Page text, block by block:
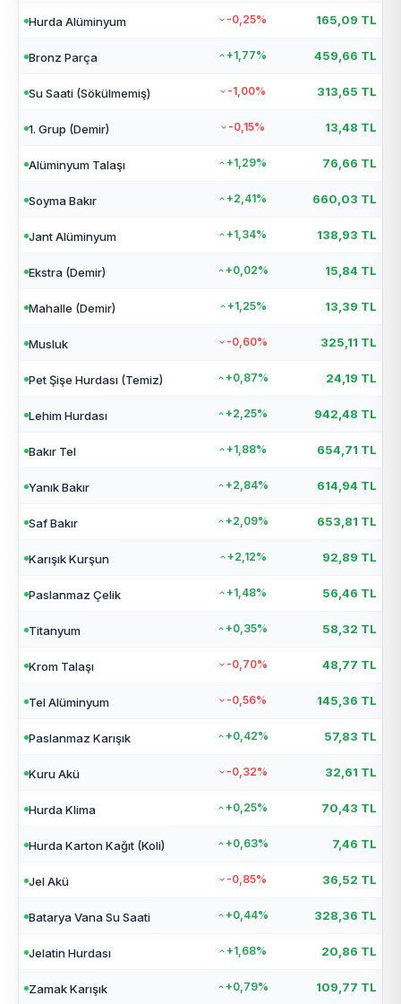
Hurda Alüminyum -0,25% 165,09 TL
Bronz Parça +1,77% 459,66 TL
Su Saati (Sökülmemiş) -1,00% 313,65 TL
1. Grup (Demir) -0,15% 13,48 TL
Alüminyum Talaşı +1,29% 76,66 TL
Soyma Bakır +2,41% 660,03 TL
Jant Alüminyum +1,34% 138,93 TL
Ekstra (Demir) +0,02% 15,84 TL
Mahalle (Demir) +1,25% 13,39 TL
Musluk -0,60% 325,11 TL
Pet Şişe Hurdası (Temiz) +0,87% 24,19 TL
Lehim Hurdası +2,25% 942,48 TL
Bakır Tel +1,88% 654,71 TL
Yanık Bakır +2,84% 614,94 TL
Saf Bakır +2,09% 653,81 TL
Karışık Kurşun +2,12% 92,89 TL
Paslanmaz Çelik +1,48% 56,46 TL
Titanyum +0,35% 58,32 TL
Krom Talaşı -0,70% 48,77 TL
Tel Alüminyum -0,56% 145,36 TL
Paslanmaz Karışık +0,42% 57,83 TL
Kuru Akü -0,32% 32,61 TL
Hurda Klima +0,25% 70,43 TL
Hurda Karton Kağıt (Koli) +0,63% 7,46 TL
Jel Akü -0,85% 36,52 TL
Batarya Vana Su Saati +0,44% 328,36 TL
Jelatin Hurdası +1,68% 20,86 TL
Zamak Karışık +0,79% 109,77 TL